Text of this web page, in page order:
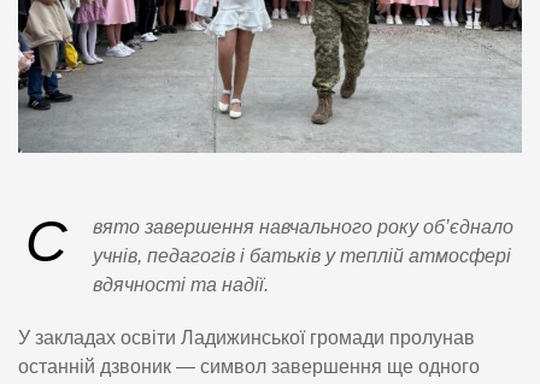
С
вято завершення навчального року об’єднало
учнів, педагогів і батьків у теплій атмосфері
вдячності та надії.
У закладах освіти Ладижинської громади пролунав
останній дзвоник — символ завершення ще одного